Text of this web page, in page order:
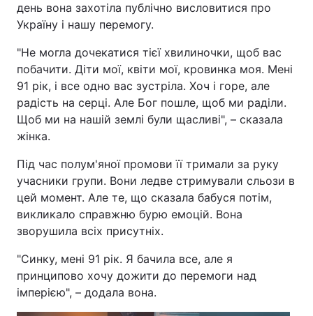
Техно і зв'язок
Зброя Інциденти
Здоров'я Туризм
Цікавинки
Екологія
Відео з Youtube Статті
Архів Вакансії
Контакти
день вона захотіла публічно висловитися про
Україну і нашу перемогу.
"Не могла дочекатися тієї хвилиночки, щоб вас
побачити. Діти мої, квіти мої, кровинка моя. Мені
91 рік, і все одно вас зустріла. Хоч і горе, але
радість на серці. Але Бог пошле, щоб ми раділи.
Щоб ми на нашій землі були щасливі", – сказала
жінка.
Під час полум'яної промови її тримали за руку
учасники групи. Вони ледве стримували сльози в
цей момент. Але те, що сказала бабуся потім,
викликало справжню бурю емоцій. Вона
зворушила всіх присутніх.
"Синку, мені 91 рік. Я бачила все, але я
принципово хочу дожити до перемоги над
імперією", – додала вона.